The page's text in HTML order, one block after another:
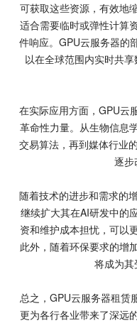
可获取这些资源，有效地
适合需要临时或弹性计算
件响应。GPU云服务器的
以在全球范围内实时共
在实际应用方面，GPU云
革命性力量。从生物信息
交易算法，再到媒体行业
逐步
随着技术的进步和需求的
继续扩大其在AI研发中的
资和维护成本担忧，可以
此外，随着环保要求的增
将成为其
总之，GPU云服务器租赁
更为各行各业带来了深远